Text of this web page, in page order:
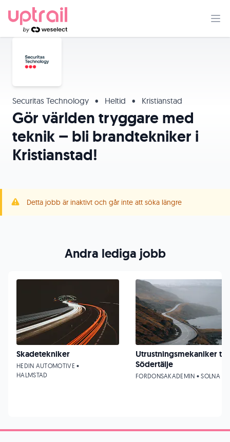
Securitas Technology • Heltid • Kristianstad
Gör världen tryggare med
teknik – bli brandtekniker i
Kristianstad!
Detta jobb är inaktivt och går inte att söka längre
Andra lediga jobb
Skadetekniker
HEDIN AUTOMOTIVE •
HALMSTAD
Utrustningsmekaniker till
Södertälje
FORDONSAKADEMIN • SOLNA